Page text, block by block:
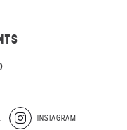
INSTAGRAM